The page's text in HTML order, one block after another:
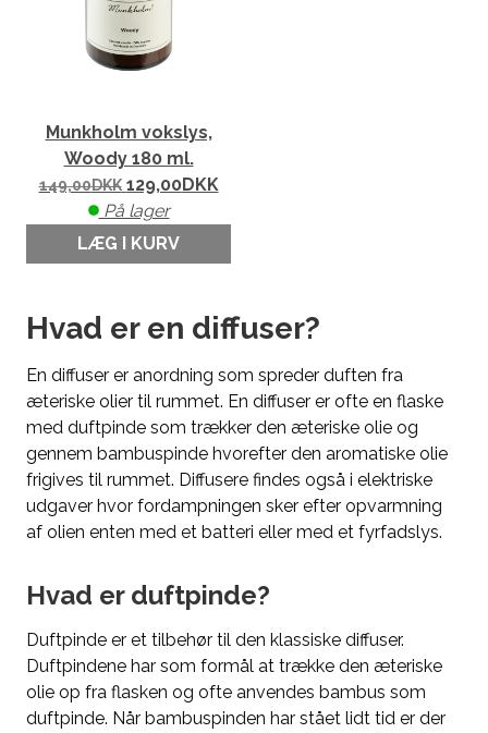
Munkholm vokslys,
Woody 180 ml.
149,00DKK 129,00DKK
På lager
LÆG I KURV
Hvad er en diffuser?
En diffuser er anordning som spreder duften fra
æteriske olier til rummet. En diffuser er ofte en flaske
med duftpinde som trækker den æteriske olie og
gennem bambuspinde hvorefter den aromatiske olie
frigives til rummet. Diffusere findes også i elektriske
udgaver hvor fordampningen sker efter opvarmning
af olien enten med et batteri eller med et fyrfadslys.
Hvad er duftpinde?
Duftpinde er et tilbehør til den klassiske diffuser.
Duftpindene har som formål at trække den æteriske
olie op fra flasken og ofte anvendes bambus som
duftpinde. Når bambuspinden har stået lidt tid er der